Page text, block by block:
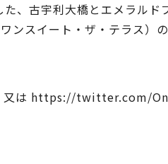
、古宇利大橋とエメラル
ンスイート・ザ・テラス
は https://twitter.com/